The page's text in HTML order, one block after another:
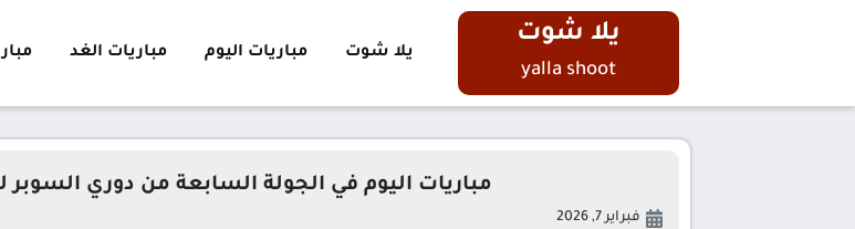
يلا شوت
yalla shoot
يلا شوت مباريات اليوم مباريات الغد
مباريات اليوم في الجولة السابعة من دوري
فبراير 7, 2026